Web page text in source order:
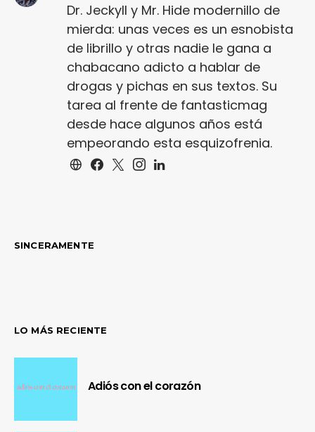
Dr. Jeckyll y Mr. Hide modernillo de
mierda: unas veces es un esnobista
de librillo y otras nadie le gana a
chabacano adicto a hablar de
drogas y pichas en sus textos. Su
tarea al frente de fantasticmag
desde hace algunos años está
empeorando esta esquizofrenia.
SINCERAMENTE
LO MÁS RECIENTE
Adiós con el corazón